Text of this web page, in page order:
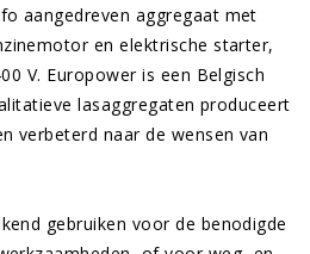
aangedreven aggregaat met
en elektrische starter,
V. Europower is een Belgisch
lasaggregaten produceert
verbeterd naar de wensen van
gebruiken voor de benodigde